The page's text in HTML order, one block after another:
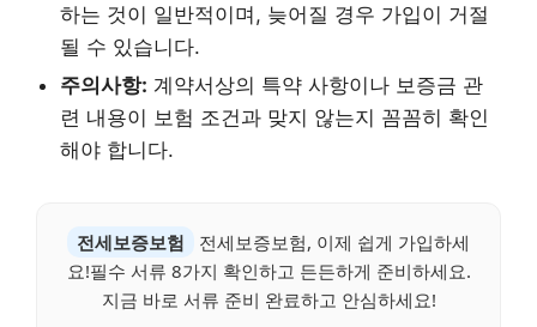
하는 것이 일반적이며, 늦어질 경우 가입이 거절
될 수 있습니다.
주의사항: 계약서상의 특약 사항이나 보증금 관
련 내용이 보험 조건과 맞지 않는지 꼼꼼히 확인
해야 합니다.
전세보증보험
전세보증보험, 이제 쉽게 가입하세
요!필수 서류 8가지 확인하고 든든하게 준비하세요.
지금 바로 서류 준비 완료하고 안심하세요!